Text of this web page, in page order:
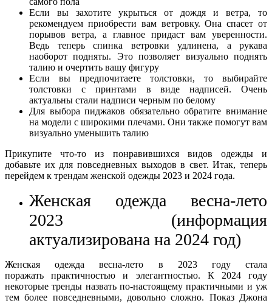
Если вы захотите укрыться от дождя и ветра, то
рекомендуем приобрести вам ветровку. Она спасет от
порывов ветра, а главное придаст вам уверенности.
Ведь теперь спинка ветровки удлинена, а рукава
наоборот подняты. Это позволяет визуально поднять
талию и очертить вашу фигуру
Если вы предпочитаете толстовки, то выбирайте
толстовки с принтами в виде надписей. Очень
актуальны стали надписи черным по белому
Для выбора пиджаков обязательно обратите внимание
на модели с широкими плечами. Они также помогут вам
визуально уменьшить талию
Прикупите что-то из понравившихся видов одежды и
добавьте их для повседневных выходов в свет. Итак, теперь
перейдем к трендам женской одежды 2023 и 2024 года.
Женская одежда весна-лето
2023 (информация
актуализирована на 2024 год)
Женская одежда весна-лето в 2023 году стала
поражать практичностью и элегантностью. К 2024 году
некоторые тренды назвать по-настоящему практичными и уж
тем более повседневными, довольно сложно. Показ Джона